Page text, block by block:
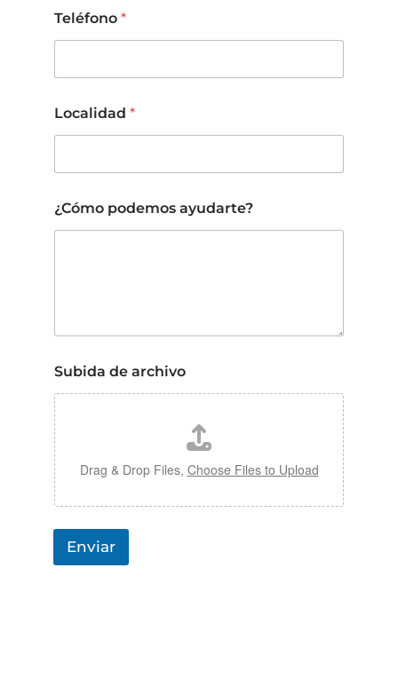
Teléfono *
p
o
e
o
s
N
Localidad *
¿Cómo podemos ayudarte?
Subida de archivo
Drag & Drop Files, Choose Files to Upload
Enviar